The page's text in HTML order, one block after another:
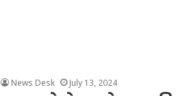
News Desk July 13, 2024